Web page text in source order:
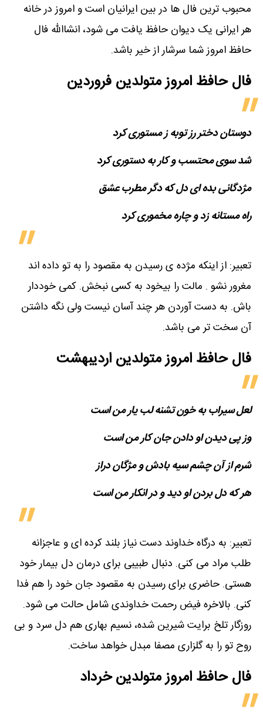
محبوب ترین فال ها در بین ایرانیان است و امروز در خانه
هر ایرانی یک دیوان حافظ یافت می شود، انشاالله فال
حافظ امروزشما سرشار از خیر باشد.
فال حافظ امروز متولدین‌ فروردین
دوستان دختر رز توبه ز مستوری کرد
شد سوی محتسب و کار به دستوری کرد
مژدگانی بده ای دل که دگر مطرب عشق
راه مستانه زد و چاره مخموری کرد
تعبیر: از اینکه مژده ی رسیدن به مقصود را به تو داده اند
مغرور نشو . مالت را بیخود به کسی نبخش. کمی خوددار
باش. به دست آوردن هر چند آسان نیست ولی نگه داشتن
آن سخت تر می باشد.
فال حافظ امروز متولدین‌ اردیبهشت
لعل سیراب به خون تشنه لب یار من است
وز پی دیدن او دادن جان کار من است
شرم از آن چشم سیه بادش و مژگان دراز
هر که دل بردن او دید و در انکار من است
تعبیر: به درگاه خداوند دست نیاز بلند کرده ای و عاجزانه
طلب مراد می کنی. دنبال طبیبی برای درمان دل بیمار خود
هستی. حاضری برای رسیدن به مقصود جان خود را هم فدا
کنی. بالاخره فیض رحمت خداوندی شامل حالت می شود.
روزگار تلخ برایت شیرین شده، نسیم بهاری هم دل سرد و بی
روح تو را به گلزاری مصفا مبدل خواهد ساخت.
فال حافظ امروز متولدین‌ خرداد